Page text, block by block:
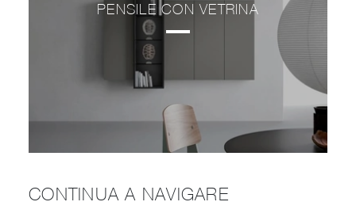
PENSILE CON VETRINA
CONTINUA A NAVIGARE